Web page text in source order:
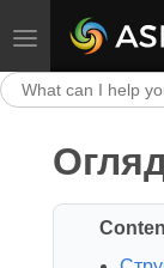
Toggle navigation